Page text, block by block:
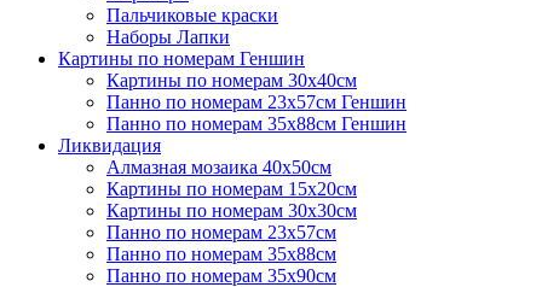
Пальчиковые краски
Наборы Лапки
Картины по номерам Геншин
Картины по номерам 30х40см
Панно по номерам 23х57см Геншин
Панно по номерам 35х88см Геншин
Ликвидация
Алмазная мозаика 40х50см
Картины по номерам 15х20см
Картины по номерам 30х30см
Панно по номерам 23х57см
Панно по номерам 35х88см
Панно по номерам 35х90см